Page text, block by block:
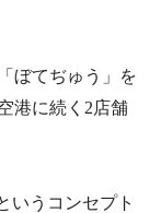
ぼてぢゅう」を
港に続く2店舗
いうコンセプト